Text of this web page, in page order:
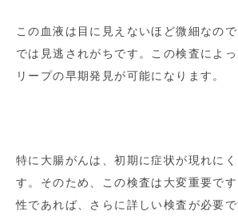
この血液は目に見えないほど微細なの
では見逃されがちです。この検査によ
リープの早期発見が可能になります。
特に大腸がんは、初期に症状が現れに
す。そのため、この検査は大変重要で
性であれば、さらに詳しい検査が必要で